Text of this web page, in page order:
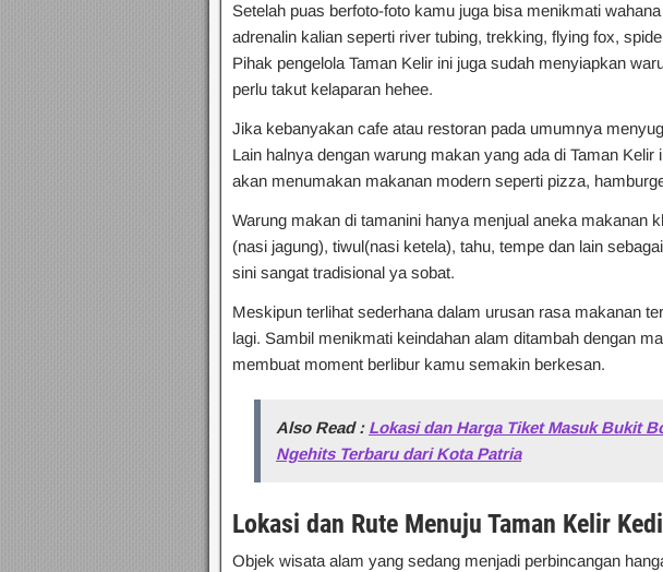
Setelah puas berfoto-foto kamu juga bisa menikmati
adrenalin kalian seperti river tubing, trekking, flying fox,
Pihak pengelola Taman Kelir ini juga sudah menyiapkan
perlu takut kelaparan hehee.
Jika kebanyakan cafe atau restoran pada umumnya
Lain halnya dengan warung makan yang ada di Taman Kelir
akan menumakan makanan modern seperti pizza,
Warung makan di tamanini hanya menjual aneka makanan
(nasi jagung), tiwul(nasi ketela), tahu, tempe dan lain
sini sangat tradisional ya sobat.
Meskipun terlihat sederhana dalam urusan rasa makanan
lagi. Sambil menikmati keindahan alam ditambah dengan
membuat moment berlibur kamu semakin berkesan.
Also Read : Lokasi dan Harga Tiket Masuk Bukit
Ngehits Terbaru dari Kota Patria
Lokasi dan Rute Menuju Taman Kelir
Objek wisata alam yang sedang menjadi perbincangan